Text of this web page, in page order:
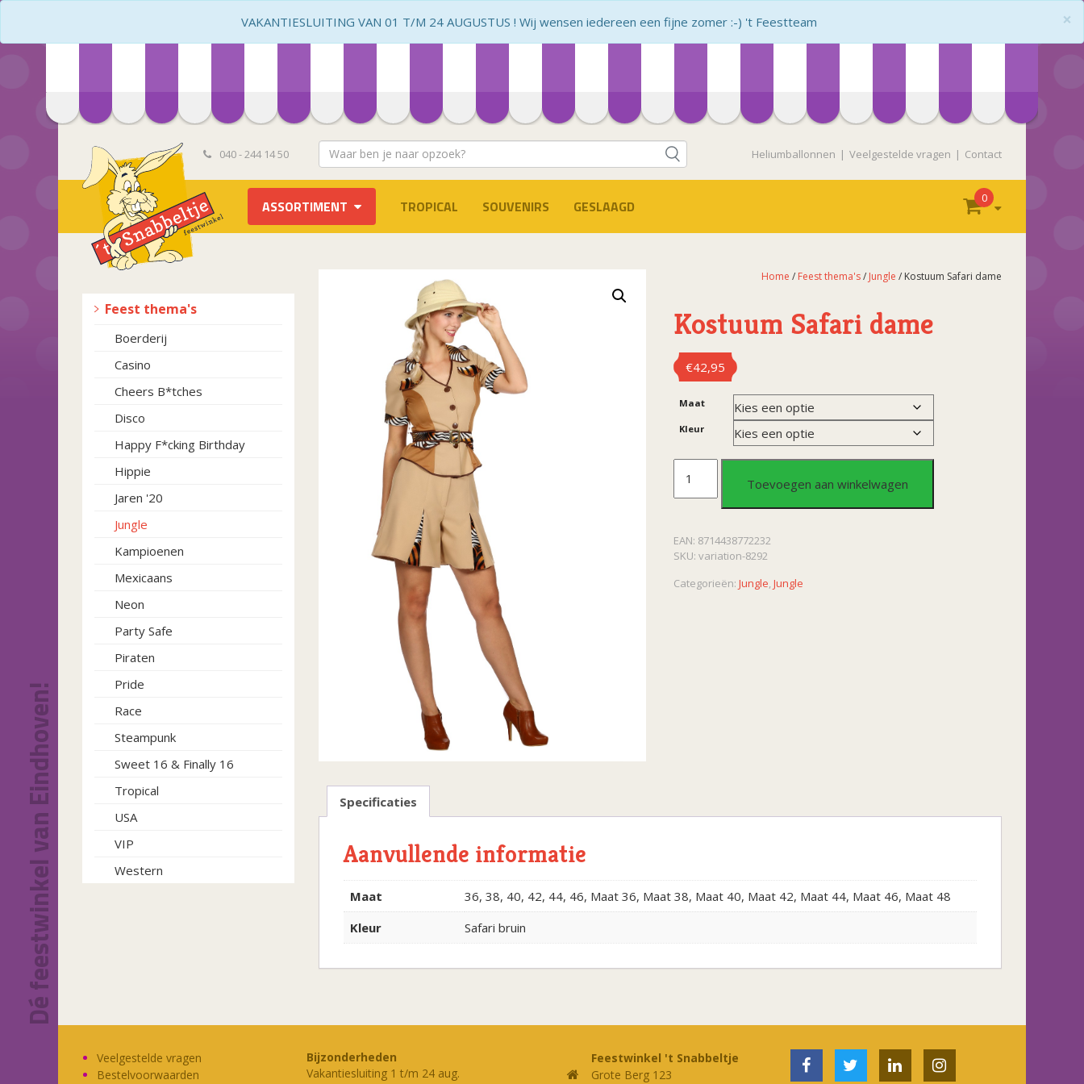
×
VAKANTIESLUITING VAN 01 T/M 24 AUGUSTUS ! Wij wensen iedereen een fijne zomer :-) 't Feestteam
040 - 244 14 50 Heliumballonnen Veelgestelde vragen Contact
ASSORTIMENT TROPICAL SOUVENIRS GESLAAGD 0
Feest thema's
Boerderij
Casino
Cheers B*tches
Disco
Happy F*cking Birthday
Hippie
Jaren '20
Jungle
Kampioenen
Mexicaans
Neon
Party Safe
Piraten
Pride
Race
Steampunk
Sweet 16 & Finally 16
Tropical
USA
VIP
Western
Home / Feest thema's/ Jungle / Kostuum Safari dame
Kostuum Safari dame
€42,95
Maat
Kleur
Kostuum
dame
aantal
Toevoegen aan winkelwagen
EAN: 8714438772232
SKU:variation-8292
Categorieën:Jungle,Jungle
Specificaties
Aanvullende informatie
Maat
36, 38, 40, 42, 44, 46, Maat 36, Maat 38, Maat 40, Maat 42, Maat 44, Maat 46, Maat 48
Kleur
Safari bruin
Dé feestwinkel van Eindhoven!
Veelgestelde vragen
Bestelvoorwaarden
Bijzonderheden
Vakantiesluiting 1 t/m 24 aug.
Feestwinkel 't Snabbeltje
Grote Berg 123